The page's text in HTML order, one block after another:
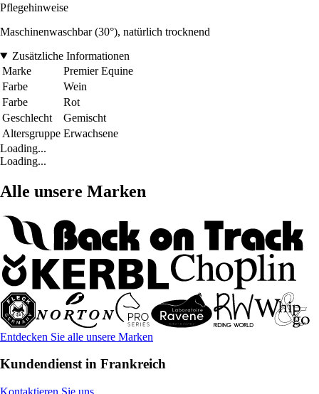
Pflegehinweise
Maschinenwaschbar (30°), natürlich trocknend
Zusätzliche Informationen
Marke
Premier Equine
Farbe
Wein
Farbe
Rot
Geschlecht
Gemischt
Altersgruppe Erwachsene
Loading...
Loading...
Alle unsere Marken
Entdecken Sie alle unsere Marken
Kundendienst in Frankreich